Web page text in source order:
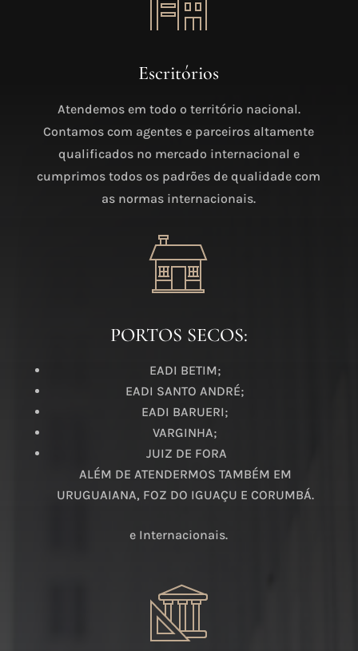
Escritórios
Atendemos em todo o território nacional.
Contamos com agentes e parceiros altamente
qualificados no mercado internacional e
cumprimos todos os padrões de qualidade com
as normas internacionais.
PORTOS SECOS:
EADI BETIM;
EADI SANTO ANDRÉ;
EADI BARUERI;
VARGINHA;
JUIZ DE FORA
ALÉM DE ATENDERMOS TAMBÉM EM
URUGUAIANA, FOZ DO IGUAÇU E CORUMBÁ.
e Internacionais.